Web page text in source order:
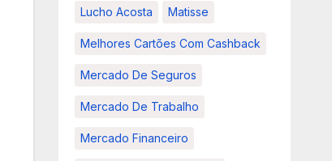
Lucho Acosta Matisse
Melhores Cartões Com Cashback
Mercado De Seguros
Mercado De Trabalho
Mercado Financeiro